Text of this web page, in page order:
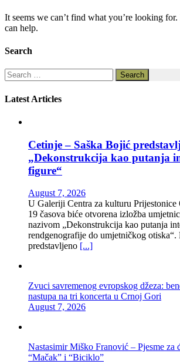
It seems we can’t find what you’re looking for.
can help.
Search
Search
for:
Latest Articles
Cetinje – Saška Bojić
„Dekonstrukcija kao putanja
figure“
August 7, 2026
U Galeriji Centra za kulturu Prijestonice
19 časova biće otvorena izložba
nazivom „Dekonstrukcija kao putanja
rendgenografije do umjetničkog
predstavljeno [...]
Zvuci savremenog evropskog džeza:
nastupa na tri koncerta u Crnoj Gori
August 7, 2026
Nastasimir Miško Franović – Pjesme za
“Mačak” i “Biciklo”